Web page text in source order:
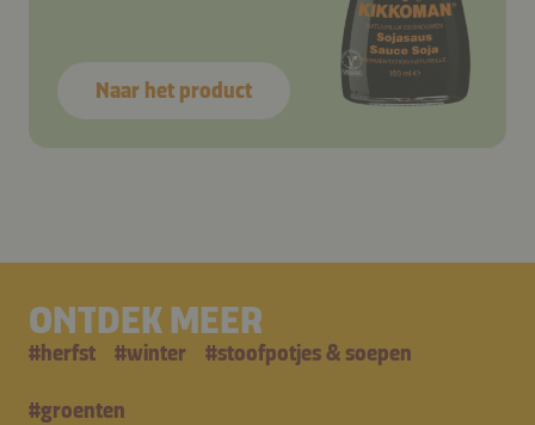
Naar het product
ONTDEK MEER
#herfst #winter #stoofpotjes & soepen
#groenten